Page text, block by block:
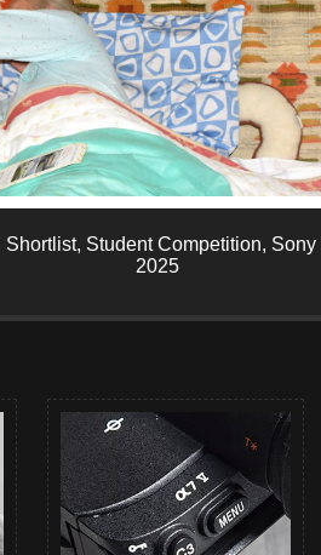
Student Competition,
2025